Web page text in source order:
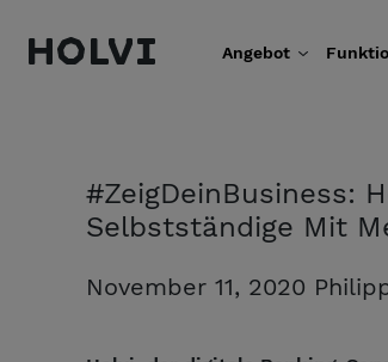
Holvi Angebot
#ZeigDeinBusiness:
Selbstständige Mit
November 11, 2020